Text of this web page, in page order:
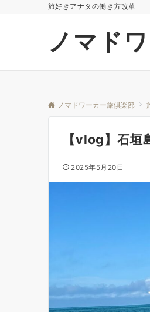
旅好きアナタの働き方改革
ノマド
ノマドワーカー旅倶楽部
【vlog】石垣
2025年5月20日